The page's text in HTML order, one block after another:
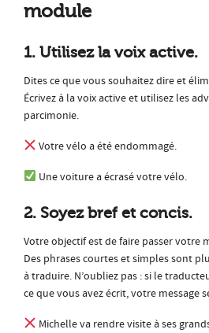
module
1. Utilisez la voix active.
Dites ce que vous souhaitez dire et
Écrivez à la voix active et utilisez les
parcimonie.
Votre vélo a été endommagé.
Une voiture a écrasé votre vélo.
2. Soyez bref et concis.
Votre objectif est de faire passer votre
Des phrases courtes et simples sont
à traduire. N’oubliez pas : si le
ce que vous avez écrit, votre message
Michelle va rendre visite à ses